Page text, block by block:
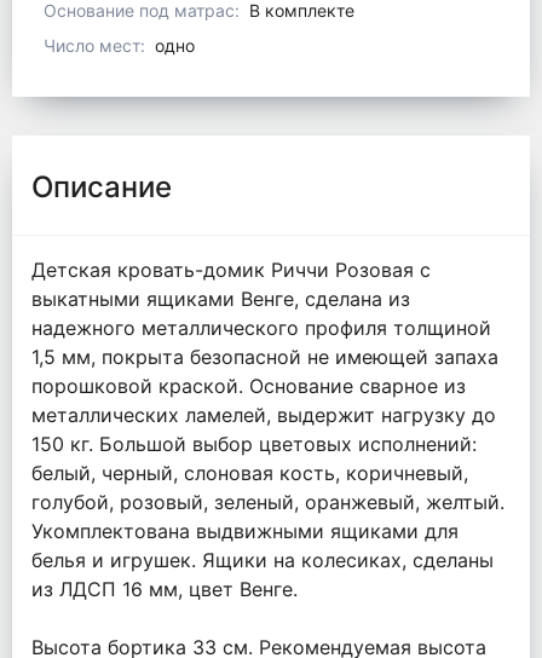
Основание под матрас: В комплекте
Число мест: одно
Описание
Детская кровать-домик Риччи Розовая с
выкатными ящиками Венге, сделана из
надежного металлического профиля толщиной
1,5 мм, покрыта безопасной не имеющей запаха
порошковой краской. Основание сварное из
металлических ламелей, выдержит нагрузку до
150 кг. Большой выбор цветовых исполнений:
белый, черный, слоновая кость, коричневый,
голубой, розовый, зеленый, оранжевый, желтый.
Укомплектована выдвижными ящиками для
белья и игрушек. Ящики на колесиках, сделаны
из ЛДСП 16 мм, цвет Венге.
Высота бортика 33 см. Рекомендуемая высота